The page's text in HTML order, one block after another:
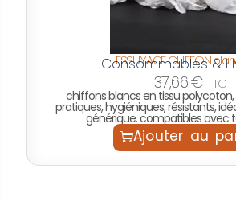
ESSUYAGE CHIFFON
Consommables &
37,66€ TTC
chiffons blancs en tissu polycoton,
pratiques, hygiéniques, résistants,
générique. compatibles avec
Ajouter au